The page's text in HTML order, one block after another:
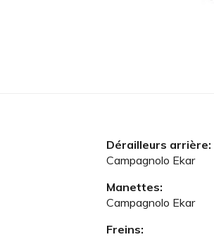
Dérailleurs arrière:
Campagnolo Ekar
Manettes:
Campagnolo Ekar
Freins: